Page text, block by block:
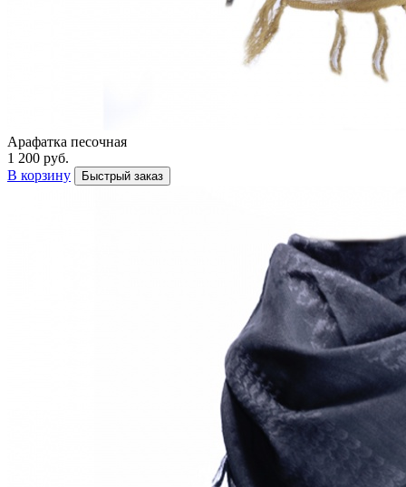
Арафатка песочная
1 200 руб.
В корзину
Быстрый заказ